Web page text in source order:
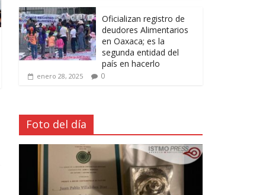
Oficializan registro de
deudores Alimentarios
en Oaxaca; es la
segunda entidad del
país en hacerlo
enero 28, 2025 0
Foto del día